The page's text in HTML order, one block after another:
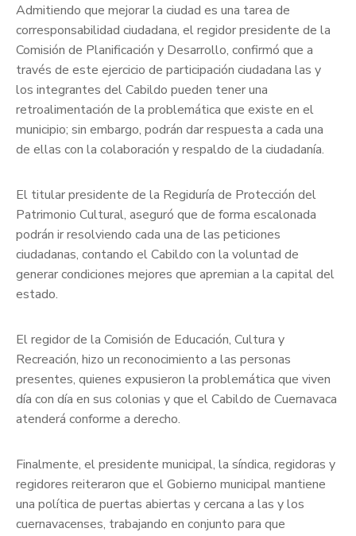
Admitiendo que mejorar la ciudad es una tarea de
corresponsabilidad ciudadana, el regidor presidente de la
Comisión de Planificación y Desarrollo, confirmó que a
través de este ejercicio de participación ciudadana las y
los integrantes del Cabildo pueden tener una
retroalimentación de la problemática que existe en el
municipio; sin embargo, podrán dar respuesta a cada una
de ellas con la colaboración y respaldo de la ciudadanía.
El titular presidente de la Regiduría de Protección del
Patrimonio Cultural, aseguró que de forma escalonada
podrán ir resolviendo cada una de las peticiones
ciudadanas, contando el Cabildo con la voluntad de
generar condiciones mejores que apremian a la capital del
estado.
El regidor de la Comisión de Educación, Cultura y
Recreación, hizo un reconocimiento a las personas
presentes, quienes expusieron la problemática que viven
día con día en sus colonias y que el Cabildo de Cuernavaca
atenderá conforme a derecho.
Finalmente, el presidente municipal, la síndica, regidoras y
regidores reiteraron que el Gobierno municipal mantiene
una política de puertas abiertas y cercana a las y los
cuernavacenses, trabajando en conjunto para que